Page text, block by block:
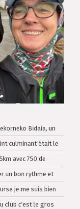
Bidaia, un
culminant était le
avec 750 de
un bon rythme et
je me suis bien
club c'est le gros